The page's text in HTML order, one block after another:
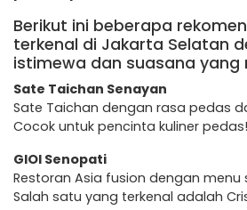
Berikut ini beberapa
terkenal di Jakarta Selatan
istimewa dan suasana yang
Sate Taichan Senayan
Sate Taichan dengan rasa pedas
Cocok untuk pencinta kuliner pedas!
GIOI Senopati
Restoran Asia fusion dengan menu
Salah satu yang terkenal adalah